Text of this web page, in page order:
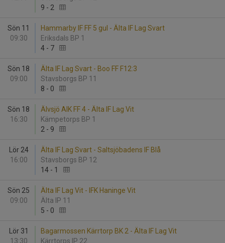
9 - 2
Sön 11
09:30
Hammarby IF FF 5 gul - Älta IF Lag Svart
Eriksdals BP 1
4 - 7
Sön 18
09:00
Älta IF Lag Svart - Boo FF F12:3
Stavsborgs BP 11
8 - 0
Sön 18
16:30
Älvsjö AIK FF 4 - Älta IF Lag Vit
Kämpetorps BP 1
2 - 9
Lör 24
16:00
Älta IF Lag Svart - Saltsjöbadens IF Blå
Stavsborgs BP 12
14 - 1
Sön 25
09:00
Älta IF Lag Vit - IFK Haninge Vit
Älta IP 11
5 - 0
Lör 31
13:30
Bagarmossen Kärrtorp BK 2 - Älta IF Lag Vit
Kärrtorps IP 22